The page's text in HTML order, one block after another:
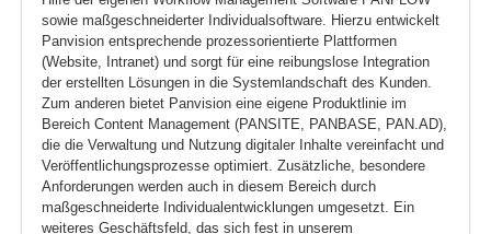
sowie maßgeschneiderter Individualsoftware. Hierzu entwickelt
Panvision entsprechende prozessorientierte Plattformen
(Website, Intranet) und sorgt für eine reibungslose Integration
der erstellten Lösungen in die Systemlandschaft des Kunden.
Zum anderen bietet Panvision eine eigene Produktlinie im
Bereich Content Management (PANSITE, PANBASE, PAN.AD),
die die Verwaltung und Nutzung digitaler Inhalte vereinfacht und
Veröffentlichungsprozesse optimiert. Zusätzliche, besondere
Anforderungen werden auch in diesem Bereich durch
maßgeschneiderte Individualentwicklungen umgesetzt. Ein
weiteres Geschäftsfeld, das sich fest in unserem